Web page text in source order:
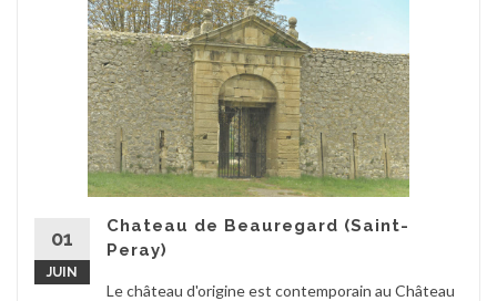
01
JUIN
Chateau de Beauregard (Saint-
Peray)
Le château d'origine est contemporain au Château